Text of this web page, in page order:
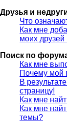
Друзья и
Что
Как мне
моих друзей
Поиск по
Как мне
Почему мой
В
страницу!
Как мне
Как мне
темы?